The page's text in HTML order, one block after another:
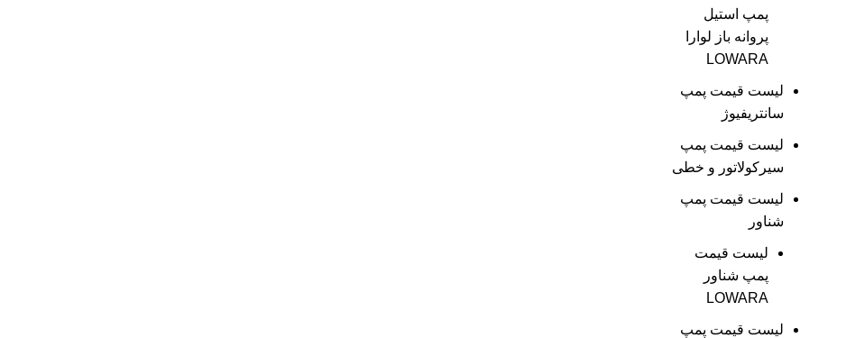
پمپ استيل
پروانه باز لوارا
LOWARA
لیست قیمت پمپ
سانتریفیوژ
لیست قیمت پمپ
سیرکولاتور و خطی
لیست قیمت پمپ
شناور
لیست قیمت
پمپ شناور
LOWARA
لیست قیمت پمپ